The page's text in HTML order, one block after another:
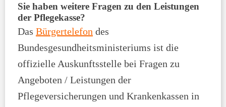
Sie haben weitere Fragen zu den Leistungen
der Pflegekasse?
Das Bürgertelefon des
Bundesgesundheitsministeriums ist die
offizielle Auskunftsstelle bei Fragen zu
Angeboten / Leistungen der
Pflegeversicherungen und Krankenkassen in